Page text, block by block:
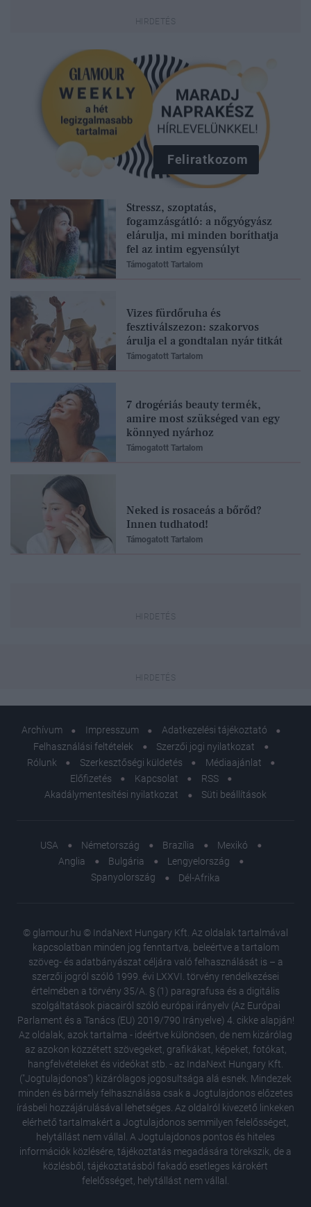
Feliratkozom
Stressz, szoptatás,
fogamzásgátló: a nőgyógyász
elárulja, mi minden boríthatja
fel az intim egyensúlyt
Támogatott Tartalom
Vizes fürdőruha és
fesztiválszezon: szakorvos
árulja el a gondtalan nyár titkát
Támogatott Tartalom
7 drogériás beauty termék,
amire most szükséged van egy
könnyed nyárhoz
Támogatott Tartalom
Neked is rosaceás a bőrőd?
Innen tudhatod!
Támogatott Tartalom
Archívum Impresszum
Adatkezelési tájékoztató
Felhasználási feltételek
Szerzői jogi nyilatkozat
Rólunk
Szerkesztőségi küldetés
Médiaajánlat
Előfizetés
Kapcsolat
RSS
Akadálymentesítési nyilatkozat
Süti beállítások
USA Németország Brazília
Mexikó
Anglia
Bulgária
Lengyelország
Spanyolország
Dél-Afrika
© glamour.hu © IndaNext Hungary Kft. Az oldalak tartalmával
kapcsolatban minden jog fenntartva, beleértve a tartalom
szöveg- és adatbányászat céljára való felhasználását is – a
szerzői jogról szóló 1999. évi LXXVI. törvény rendelkezései
értelmében a törvény 35/A. § (1) paragrafusa és a digitális
szolgáltatások piacairól szóló európai irányelv (Az Európai
Parlament és a Tanács (EU) 2019/790 Irányelve) 4. cikke alapján!
Az oldalak, azok tartalma - ideértve különösen, de nem kizárólag
az azokon közzétett szövegeket, grafikákat, képeket, fotókat,
hangfelvételeket és videókat stb. - az IndaNext Hungary Kft.
("Jogtulajdonos") kizárólagos jogosultsága alá esnek. Mindezek
minden és bármely felhasználása csak a Jogtulajdonos előzetes
írásbeli hozzájárulásával lehetséges. Az oldalról kivezető linkeken
elérhető tartalmakért a Jogtulajdonos semmilyen felelősséget,
helytállást nem vállal. A Jogtulajdonos pontos és hiteles
információk közlésére, tájékoztatás megadására törekszik, de a
közlésből, tájékoztatásból fakadó esetleges károkért
felelősséget, helytállást nem vállal.